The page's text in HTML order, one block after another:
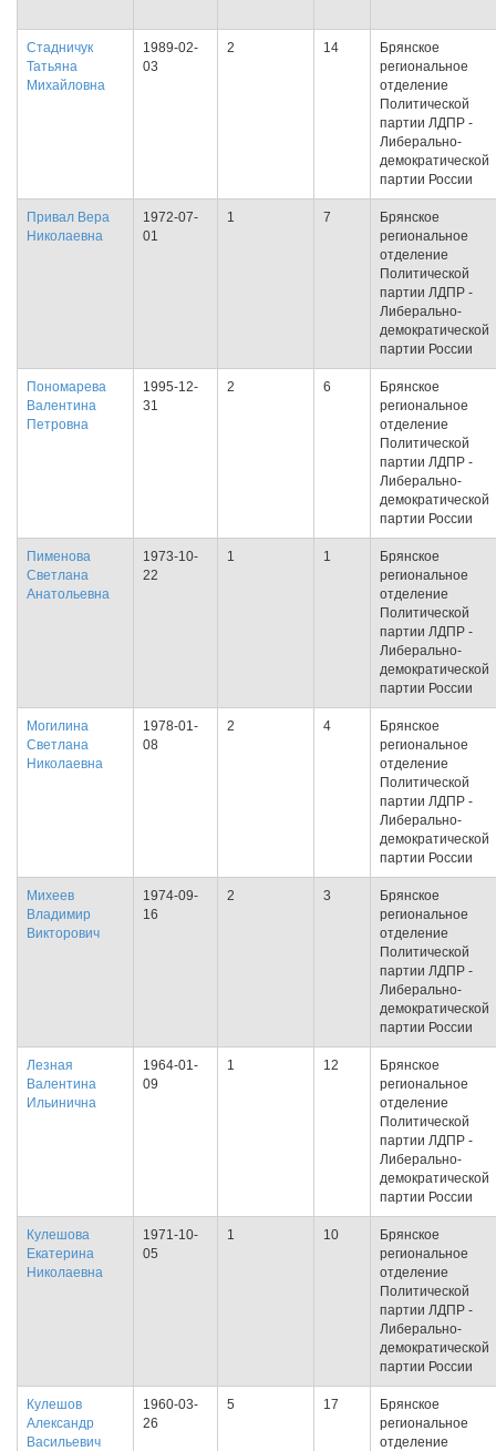
Стадничук
Татьяна
Михайловна
1989-02-
03
2 14
Брянское
региональное
отделение
Политической
партии ЛДПР -
Либерально-
демократической
партии России
Привал Вера
Николаевна
1972-07-
01
1 7
Брянское
региональное
отделение
Политической
партии ЛДПР -
Либерально-
демократической
партии России
Пономарева
Валентина
Петровна
1995-12-
31
2 6
Брянское
региональное
отделение
Политической
партии ЛДПР -
Либерально-
демократической
партии России
Пименова
Светлана
Анатольевна
1973-10-
22
1 1
Брянское
региональное
отделение
Политической
партии ЛДПР -
Либерально-
демократической
партии России
Могилина
Светлана
Николаевна
1978-01-
08
2 4
Брянское
региональное
отделение
Политической
партии ЛДПР -
Либерально-
демократической
партии России
Михеев
Владимир
Викторович
1974-09-
16
2 3
Брянское
региональное
отделение
Политической
партии ЛДПР -
Либерально-
демократической
партии России
Лезная
Валентина
Ильинична
1964-01-
09
1 12
Брянское
региональное
отделение
Политической
партии ЛДПР -
Либерально-
демократической
партии России
Кулешова
Екатерина
Николаевна
1971-10-
05
1 10
Брянское
региональное
отделение
Политической
партии ЛДПР -
Либерально-
демократической
партии России
Кулешов
Александр
Васильевич
1960-03-
26
5 17
Брянское
региональное
отделение